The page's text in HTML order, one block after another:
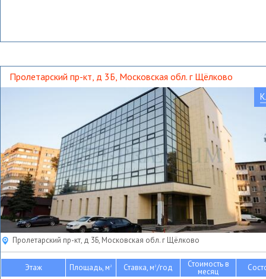
Пролетарский пр-кт, д 3Б, Московская обл. г Щёлково
Пролетарский пр-кт, д 3Б, Московская обл. г Щёлково
Этаж Площадь, м2 Ставка, м2/год Стоимость в
месяц